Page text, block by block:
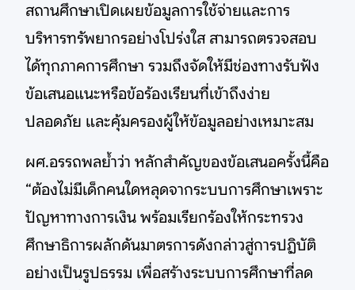
สถานศึกษาเปิดเผยข้อมูลการใช้จ่ายและการ
บริหารทรัพยากรอย่างโปร่งใส สามารถตรวจสอบ
ได้ทุกภาคการศึกษา รวมถึงจัดให้มีช่องทางรับฟัง
ข้อเสนอแนะหรือข้อร้องเรียนที่เข้าถึงง่าย
ปลอดภัย และคุ้มครองผู้ให้ข้อมูลอย่างเหมาะสม
ผศ.อรรถพลย้ำว่า หลักสำคัญของข้อเสนอครั้งนี้คือ
“ต้องไม่มีเด็กคนใดหลุดจากระบบการศึกษาเพราะ
ปัญหาทางการเงิน พร้อมเรียกร้องให้กระทรวง
ศึกษาธิการผลักดันมาตรการดังกล่าวสู่การปฏิบัติ
อย่างเป็นรูปธรรม เพื่อสร้างระบบการศึกษาที่ลด